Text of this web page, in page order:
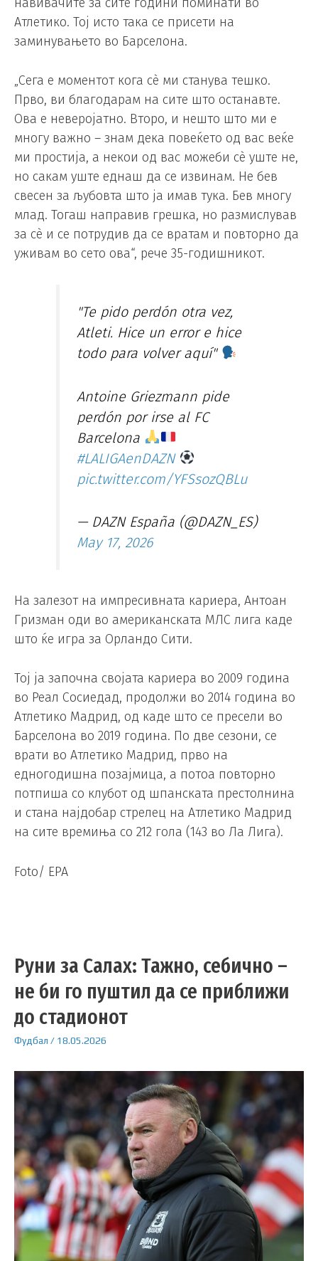
Атлетико. Тој исто така се присети на
заминувањето во Барселона.
„Сега е моментот кога сè ми станува тешко.
Прво, ви благодарам на сите што останавте.
Ова е неверојатно. Второ, и нешто што ми е
многу важно – знам дека повеќето од вас веќе
ми простија, а некои од вас можеби сè уште не,
но сакам уште еднаш да се извинам. Не бев
свесен за љубовта што ја имав тука. Бев многу
млад. Тогаш направив грешка, но размислував
за сè и се потрудив да се вратам и повторно да
уживам во сето ова“, рече 35-годишникот.
"Te pido perdón otra vez,
Atleti. Hice un error e hice
todo para volver aquí"
Antoine Griezmann pide
perdón por irse al FC
Barcelona
#LALIGAenDAZN
pic.twitter.com/YFSsozQBLu
— DAZN España (@DAZN_ES)
May 17, 2026
На залезот на импресивната кариера, Антоан
Гризман оди во американската МЛС лига каде
што ќе игра за Орландо Сити.
Тој ја започна својата кариера во 2009 година
во Реал Сосиедад, продолжи во 2014 година во
Атлетико Мадрид, од каде што се пресели во
Барселона во 2019 година. По две сезони, се
врати во Атлетико Мадрид, прво на
едногодишна позајмица, а потоа повторно
потпиша со клубот од шпанската престолнина
и стана најдобар стрелец на Атлетико Мадрид
на сите времиња со 212 гола (143 во Ла Лига).
Foto/ EPA
Руни за Салах: Тажно, себично –
не би го пуштил да се приближи
до стадионот
Фудбал / 18.05.2026